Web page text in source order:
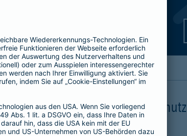
im
Schutz und
Ergänzender Haftpflichtschutz